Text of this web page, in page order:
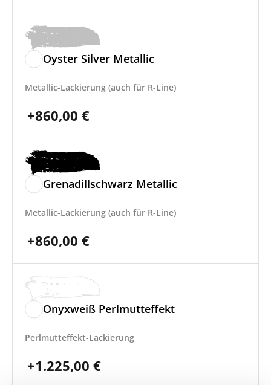
Oyster Silver Metallic
Metallic-Lackierung (auch für R-Line)
+860,00 €
Grenadillschwarz Metallic
Metallic-Lackierung (auch für R-Line)
+860,00 €
Onyxweiß Perlmutteffekt
Perlmutteffekt-Lackierung
+1.225,00 €